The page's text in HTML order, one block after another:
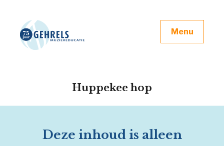
Menu
Huppekee hop
Deze inhoud is alleen